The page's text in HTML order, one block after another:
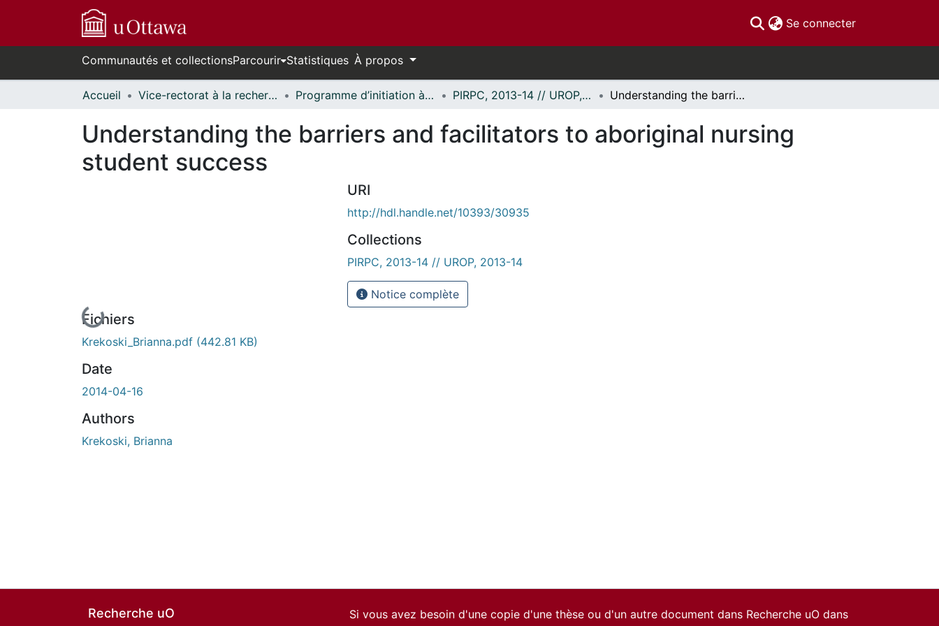
Se connecter(current)
Communautés et collectionsParcourir Statistiques À propos
Accueil Vice-rectorat à la recherche // Office of the V-P, Research Programme d’initiation à la recherche au premier cycle (PIRPC) // Undergraduate Research Opportunity Program (UROP) PIRPC, 2013-14 // UROP, 2013-14 Understanding the barriers and facilitators to aboriginal nursing student success
Understanding the barriers and facilitators to aboriginal nursing
student success
En cours de chargement...
Fichiers
Krekoski_Brianna.pdf (442.81 KB)
Date
2014-04-16
Authors
Krekoski, Brianna
URI
http://hdl.handle.net/10393/30935
Collections
PIRPC, 2013-14 // UROP, 2013-14
Notice complète
Recherche uO
Si vous avez besoin d'une copie d'une thèse ou d'un autre document dans Recherche uO dans